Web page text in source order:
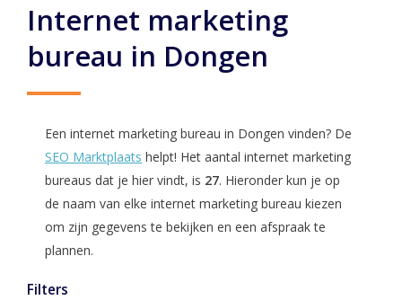
Internet marketing
bureau in Dongen
Een internet marketing bureau in Dongen vinden? De
SEO Marktplaats helpt! Het aantal internet marketing
bureaus dat je hier vindt, is 27. Hieronder kun je op
de naam van elke internet marketing bureau kiezen
om zijn gegevens te bekijken en een afspraak te
plannen.
Filters